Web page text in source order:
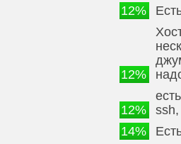
12%
12%
12%
14%